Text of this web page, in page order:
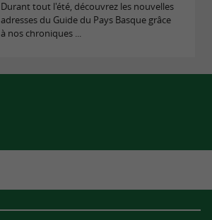
Durant tout l'été, découvrez les nouvelles
adresses du Guide du Pays Basque grâce
à nos chroniques ...